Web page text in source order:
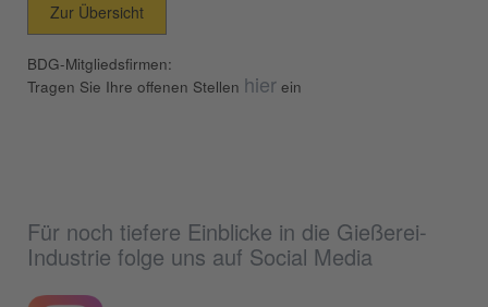
Zur Übersicht
BDG-Mitgliedsfirmen:
Tragen Sie Ihre offenen Stellen hier ein
Für noch tiefere Einblicke in die Gießerei-
Industrie folge uns auf Social Media